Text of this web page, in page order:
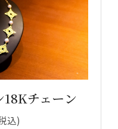
チェーン
込)